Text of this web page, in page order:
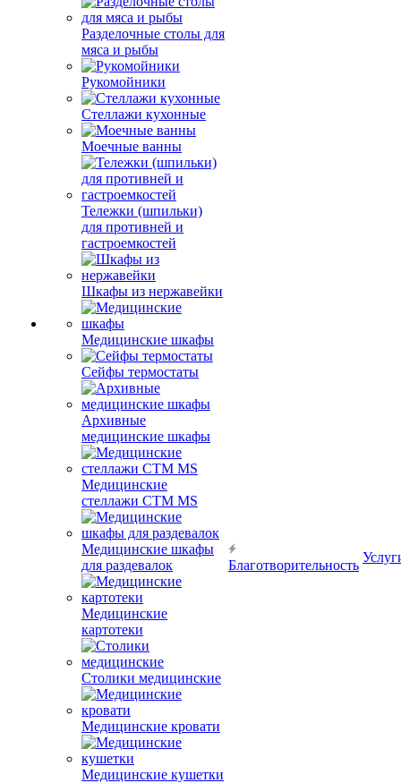
Разделочные столы для
мяса и рыбы
Рукомойники
Стеллажи кухонные
Моечные ванны
Тележки (шпильки)
для противней и
гастроемкостей
Шкафы из нержавейки
Медицинские шкафы
Сейфы термостаты
Архивные
медицинские шкафы
Медицинские
стеллажи CTM MS
Медицинские шкафы
для раздевалок
Медицинские
картотеки
Столики медицинские
Медицинские кровати
Медицинские кушетки
Благотворительность